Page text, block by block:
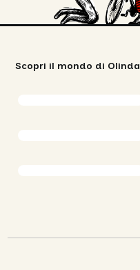
Scopri il mondo di Olinda